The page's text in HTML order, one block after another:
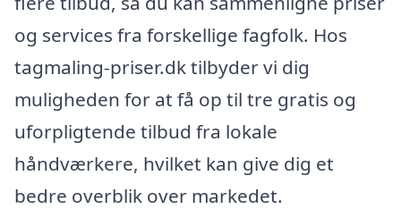
og services fra forskellige fagfolk. Hos
tagmaling-priser.dk tilbyder vi dig
muligheden for at få op til tre gratis og
uforpligtende tilbud fra lokale
håndværkere, hvilket kan give dig et
bedre overblik over markedet.